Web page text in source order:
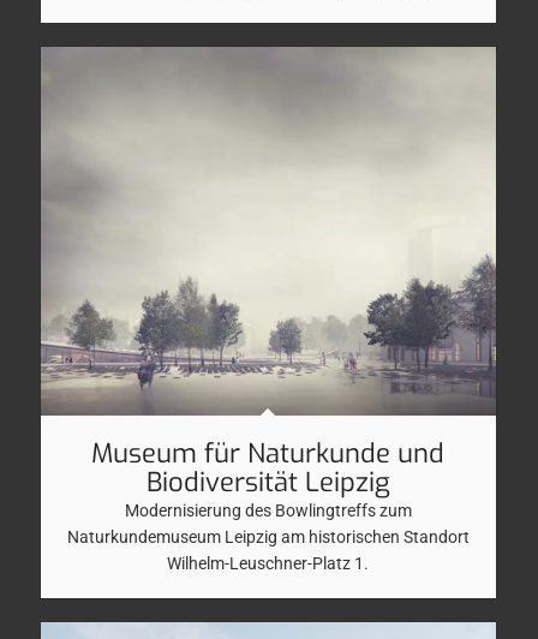
Museum für Naturkunde und
Biodiversität Leipzig
Modernisierung des Bowlingtreffs zum
Naturkundemuseum Leipzig am historischen Standort
Wilhelm-Leuschner-Platz 1.